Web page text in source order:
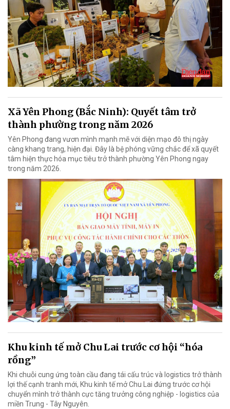
Xã Yên Phong (Bắc Ninh): Quyết tâm trở
thành phường trong năm 2026
Yên Phong đang vươn mình mạnh mẽ với diện mạo đô thị ngày
càng khang trang, hiện đại. Đây là bệ phóng vững chắc để xã quyết
tâm hiện thực hóa mục tiêu trở thành phường Yên Phong ngay
trong năm 2026.
Khu kinh tế mở Chu Lai trước cơ hội “hóa
rồng”
Khi chuỗi cung ứng toàn cầu đang tái cấu trúc và logistics trở thành
lợi thế cạnh tranh mới, Khu kinh tế mở Chu Lai đứng trước cơ hội
chuyển mình trở thành cực tăng trưởng công nghiệp - logistics của
miền Trung - Tây Nguyên.